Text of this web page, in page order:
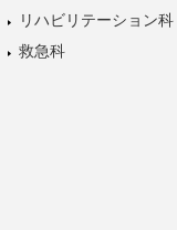
リハビリテーション科
救急科